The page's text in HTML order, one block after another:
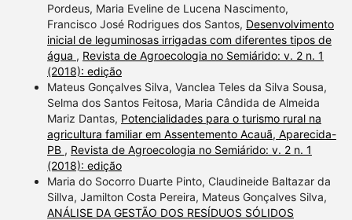
Pordeus, Maria Eveline de Lucena Nascimento,
Francisco José Rodrigues dos Santos, Desenvolvimento
inicial de leguminosas irrigadas com diferentes tipos de
água , Revista de Agroecologia no Semiárido: v. 2 n. 1
(2018): edição
Mateus Gonçalves Silva, Vanclea Teles da Silva Sousa,
Selma dos Santos Feitosa, Maria Cândida de Almeida
Mariz Dantas, Potencialidades para o turismo rural na
agricultura familiar em Assentemento Acauã, Aparecida-
PB , Revista de Agroecologia no Semiárido: v. 2 n. 1
(2018): edição
Maria do Socorro Duarte Pinto, Claudineide Baltazar da
Sillva, Jamilton Costa Pereira, Mateus Gonçalves Silva,
ANÁLISE DA GESTÃO DOS RESÍDUOS SÓLIDOS